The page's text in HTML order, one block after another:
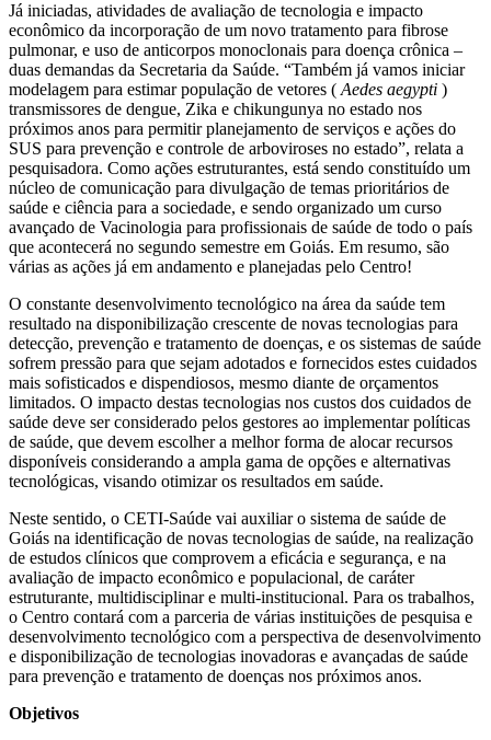
Já iniciadas, atividades de avaliação de tecnologia e impacto
econômico da incorporação de um novo tratamento para fibrose
pulmonar, e uso de anticorpos monoclonais para doença crônica –
duas demandas da Secretaria da Saúde. “Também já vamos iniciar
modelagem para estimar população de vetores (Aedes aegypti )
transmissores de dengue, Zika e chikungunya no estado nos
próximos anos para permitir planejamento de serviços e ações do
SUS para prevenção e controle de arboviroses no estado”, relata a
pesquisadora. Como ações estruturantes, está sendo constituído um
núcleo de comunicação para divulgação de temas prioritários de
saúde e ciência para a sociedade, e sendo organizado um curso
avançado de Vacinologia para profissionais de saúde de todo o país
que acontecerá no segundo semestre em Goiás. Em resumo, são
várias as ações já em andamento e planejadas pelo Centro!
O constante desenvolvimento tecnológico na área da saúde tem
resultado na disponibilização crescente de novas tecnologias para
detecção, prevenção e tratamento de doenças, e os sistemas de saúde
sofrem pressão para que sejam adotados e fornecidos estes cuidados
mais sofisticados e dispendiosos, mesmo diante de orçamentos
limitados. O impacto destas tecnologias nos custos dos cuidados de
saúde deve ser considerado pelos gestores ao implementar políticas
de saúde, que devem escolher a melhor forma de alocar recursos
disponíveis considerando a ampla gama de opções e alternativas
tecnológicas, visando otimizar os resultados em saúde.
Neste sentido, o CETI-Saúde vai auxiliar o sistema de saúde de
Goiás na identificação de novas tecnologias de saúde, na realização
de estudos clínicos que comprovem a eficácia e segurança, e na
avaliação de impacto econômico e populacional, de caráter
estruturante, multidisciplinar e multi-institucional. Para os trabalhos,
o Centro contará com a parceria de várias instituições de pesquisa e
desenvolvimento tecnológico com a perspectiva de desenvolvimento
e disponibilização de tecnologias inovadoras e avançadas de saúde
para prevenção e tratamento de doenças nos próximos anos.
Objetivos